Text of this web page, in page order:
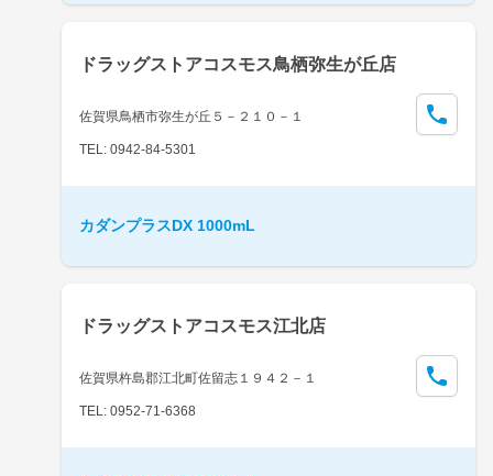
ドラッグストアコスモス鳥栖弥生が丘店
佐賀県鳥栖市弥生が丘５－２１０－１
TEL: 0942-84-5301
カダンプラスDX 1000mL
ドラッグストアコスモス江北店
佐賀県杵島郡江北町佐留志１９４２－１
TEL: 0952-71-6368